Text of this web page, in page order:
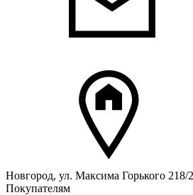
Новгород, ул. Максима Горького 218/
Покупателям